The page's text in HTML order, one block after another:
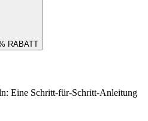
RABATT
Eine Schritt-für-Schritt-Anleitung